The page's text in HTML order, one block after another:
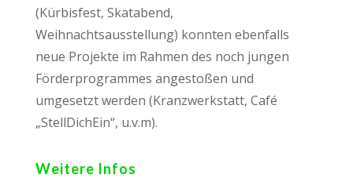
(Kürbisfest, Skatabend,
Weihnachtsausstellung) konnten ebenfalls
neue Projekte im Rahmen des noch jungen
Förderprogrammes angestoßen und
umgesetzt werden (Kranzwerkstatt, Café
„StellDichEin“, u.v.m).
Weitere Infos